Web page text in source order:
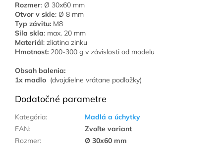
Rozmer: Ø 30x60 mm
Otvor v skle: Ø 8 mm
Typ závitu: M8
Sila skla: max. 20 mm
Materiál: zliatina zinku
Hmotnosť: 200-300 g v závislosti od modelu
Obsah balenia:
1x madlo (dvojdielne vrátane podložky)
Dodatočné parametre
Kategória:
Madlá a úchytky
EAN:
Zvoľte variant
Rozmer: Ø 30x60 mm